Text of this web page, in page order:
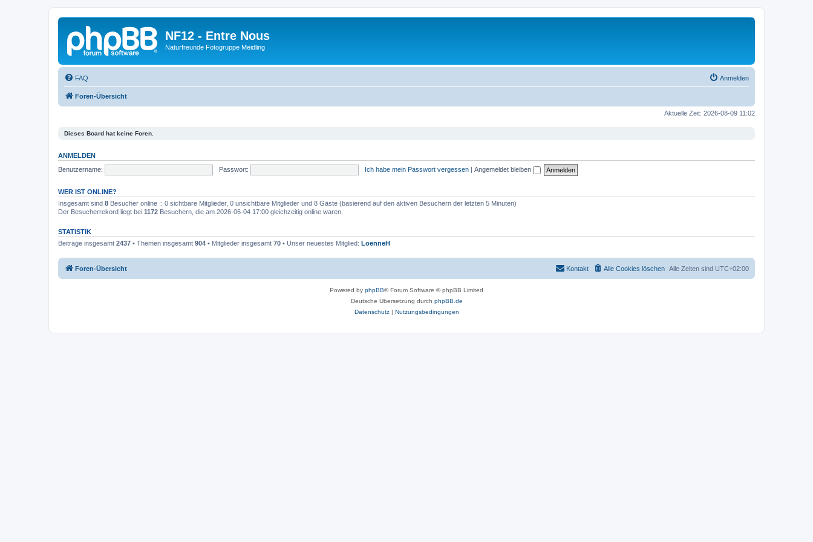
NF12 - Entre Nous
Naturfreunde Fotogruppe Meidling
FAQ Anmelden
Foren-Übersicht
Aktuelle Zeit: 2026-08-09 11:02
Dieses Board hat keine Foren.
ANMELDEN
Benutzername:
Passwort: Ich habe mein Passwort vergessen | Angemeldet bleiben
WER IST ONLINE?
Insgesamt sind 8 Besucher online :: 0 sichtbare Mitglieder, 0 unsichtbare Mitglieder und 8 Gäste (basierend auf den aktiven Besuchern der letzten 5 Minuten)
Der Besucherrekord liegt bei 1172 Besuchern, die am 2026-06-04 17:00 gleichzeitig online waren.
STATISTIK
Beiträge insgesamt 2437 • Themen insgesamt 904 • Mitglieder insgesamt 70 • Unser neuestes Mitglied: LoenneH
Foren-Übersicht Alle Zeiten sind UTC+02:00
Alle Cookies löschen
Kontakt
Powered by phpBB® Forum Software © phpBB Limited
Deutsche Übersetzung durch phpBB.de
Datenschutz| Nutzungsbedingungen